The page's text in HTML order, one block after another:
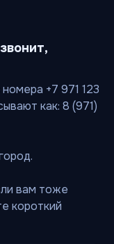
+7 971 123
как: 8 (971)
вам тоже
короткий